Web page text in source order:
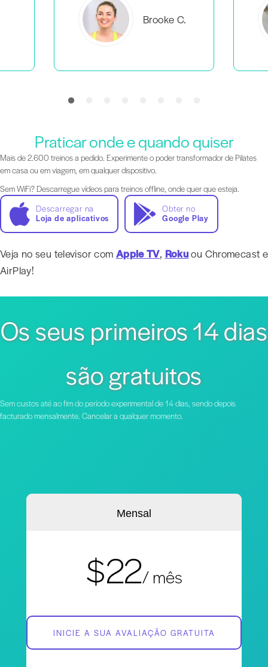
Everlea B.
Praticar onde e quando quiser
Mais de 2.600 treinos a pedido. Experimente o poder transformador de Pilates
em casa ou em viagem, em qualquer dispositivo.
Sem WiFi? Descarregue vídeos para treinos offline, onde quer que esteja.
Descarregar na
Loja de aplicativos
Obter no
Google Play
Veja no seu televisor com Apple TV, Rokuou Chromecast e
AirPlay!
Os seus primeiros 14 dias
são gratuitos
Sem custos até ao fim do período experimental de 14 dias, sendo depois
facturado mensalmente. Cancelar a qualquer momento.
Mensal
$22/ mês
INICIE A SUA AVALIAÇÃO GRATUITA